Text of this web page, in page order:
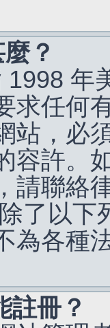
？
1998 年
求任何
站，必
容許。
請聯絡
了以下
為各種
註冊？